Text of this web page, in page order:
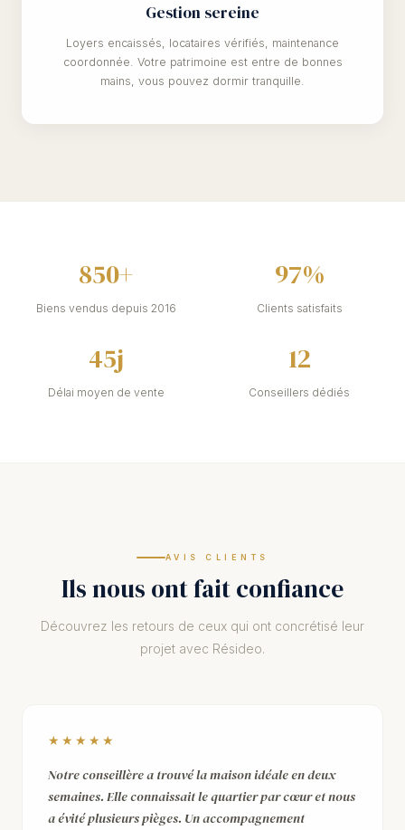
Gestion sereine
Loyers encaissés, locataires vérifiés, maintenance
coordonnée. Votre patrimoine est entre de bonnes
mains, vous pouvez dormir tranquille.
850+
Biens vendus depuis 2016
97%
Clients satisfaits
45j
Délai moyen de vente
12
Conseillers dédiés
AVIS CLIENTS
Ils nous ont fait confiance
Découvrez les retours de ceux qui ont concrétisé leur
projet avec Résideo.
★★★★★
Notre conseillère a trouvé la maison idéale en deux
semaines. Elle connaissait le quartier par cœur et nous
a évité plusieurs pièges. Un accompagnement